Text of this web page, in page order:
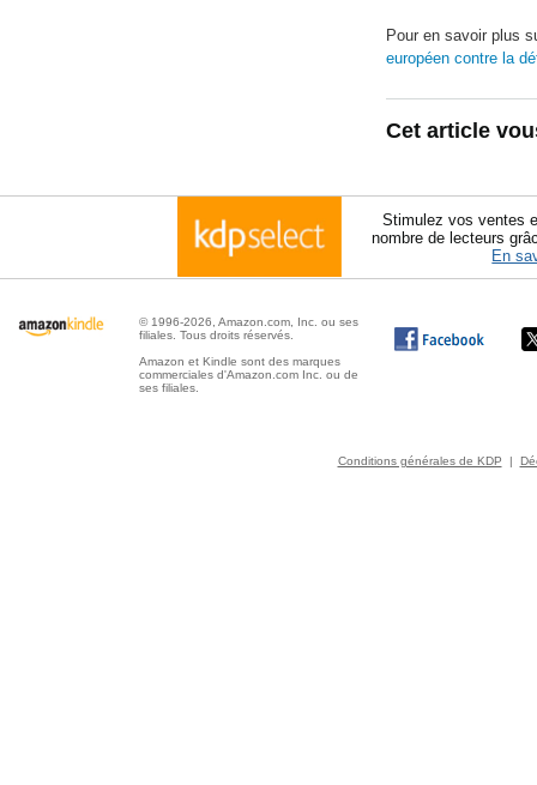
Pour en savoir plus
européen contre la
Cet article
Stimulez vos ventes
nombre de lecteurs
En
© 1996-2026, Amazon.com, Inc. ou ses
filiales. Tous droits réservés.
Amazon et Kindle sont des marques
commerciales d'Amazon.com Inc. ou de
ses filiales.
Conditions générales de KDP |